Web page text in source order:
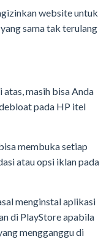
website untuk
sama tak terulang
masih bisa Anda
pada HP itel
membuka setiap
atau opsi iklan pada
menginstal aplikasi
di PlayStore apabila
mengganggu di